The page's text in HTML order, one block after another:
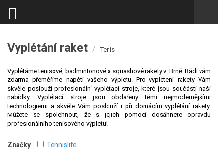
Vyplétání raket / Tenis
Vyplétáme tenisové, badmintonové a squashové rakety v Brně. Rádi vám
zdarma přeměříme napětí vašeho výpletu. Pro vypletení rakety Vám
skvěle poslouží profesionální vyplétací stroje, které jsou součástí naší
nabídky.
Vyplétací stroje jsou obdařeny těmi nejmodernějšími
technologiemi a skvěle Vám poslouží i při domácím vyplétání rakety.
Můžete se spolehnout, že s jejich pomocí dosáhnete opravdu
profesionálního tenisového výpletu!
Značky Tennislife